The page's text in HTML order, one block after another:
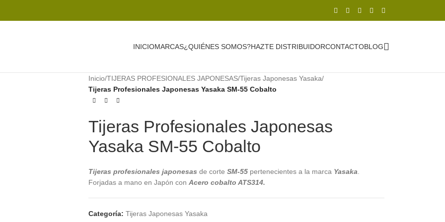
INICIOMARCAS¿QUIÉNES SOMOS?HAZTE DISTRIBUIDORCONTACTOBLOG
Inicio/TIJERAS PROFESIONALES JAPONESAS/Tijeras Japonesas Yasaka/
Tijeras Profesionales Japonesas Yasaka SM-55 Cobalto
Tijeras Profesionales Japonesas
Yasaka SM-55 Cobalto
Tijeras profesionales japonesas de corte SM-55pertenecientes a la marca Yasaka
Forjadas a mano en Japón con Acero cobalto ATS314.
Categoría: Tijeras Japonesas Yasaka